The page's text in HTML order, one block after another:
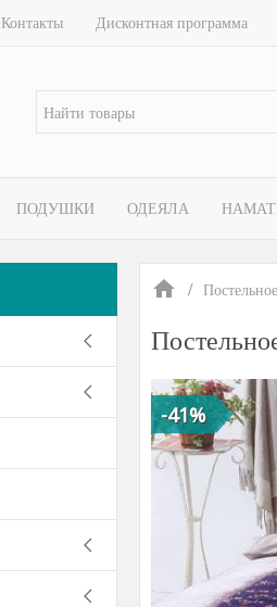
Контакты Дисконтная программа
ПОДУШКИ ОДЕЯЛА
-41%